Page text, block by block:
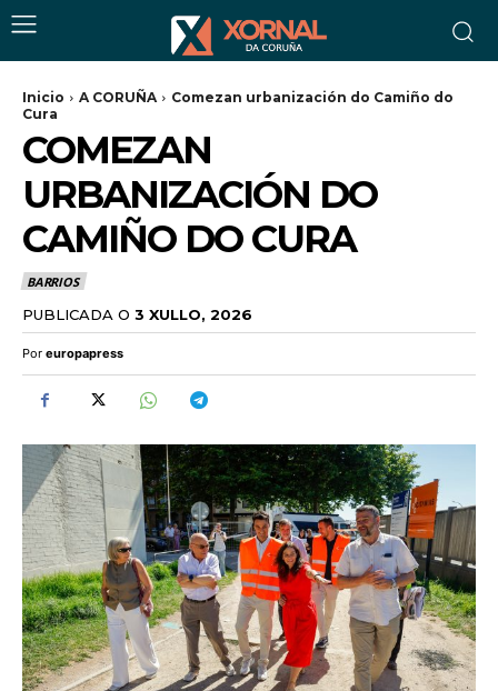
Inicio A CORUÑA
Comezan urbanización do Camiño do
Cura
COMEZAN
URBANIZACIÓN DO
CAMIÑO DO CURA
BARRIOS
PUBLICADA O 3 XULLO, 2026
Por europapress